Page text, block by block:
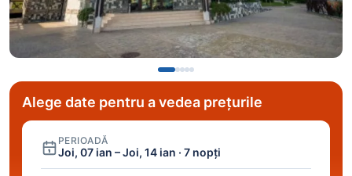
Alege date pentru a vedea prețurile
PERIOADĂ
Joi, 07 ian – Joi, 14 ian · 7 nopți